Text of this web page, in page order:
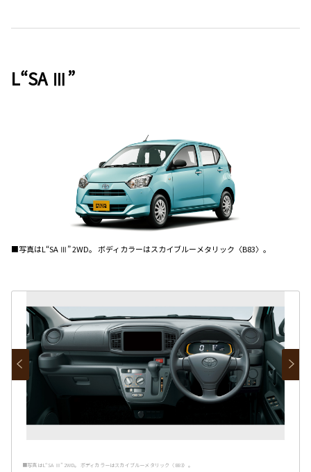
L“SA Ⅲ”
■写真はL“SA Ⅲ” 2WD。 ボディカラーはスカイブルーメタリック〈B83〉。
■写真はL“SA Ⅲ” 2WD。 ボディカラーはスカイブルーメタリック〈B83〉。